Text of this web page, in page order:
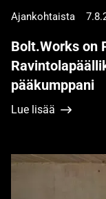
Ajankohtaista
Bolt.Works on
pääkumppani
Lue lisää